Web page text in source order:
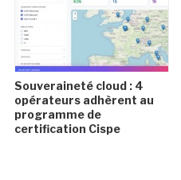
Souveraineté cloud : 4
opérateurs adhèrent au
programme de
certification Cispe